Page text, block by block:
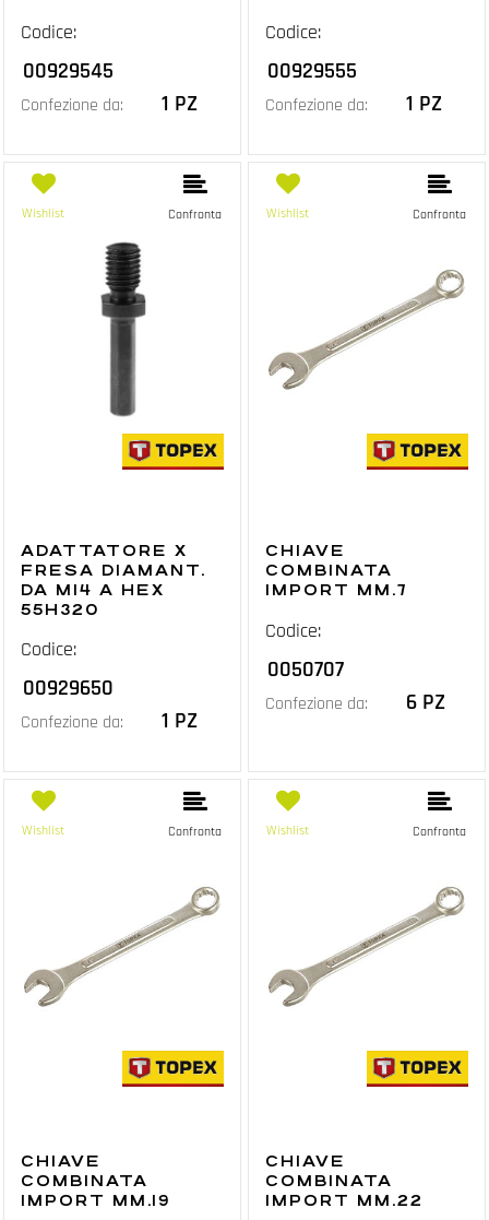
Codice:
00929545
Confezione da: 1 PZ
Codice:
00929555
Confezione da: 1 PZ
Wishlist Confronta
ADATTATORE X
FRESA DIAMANT.
DA M14 A HEX
55H320
Codice:
00929650
Confezione da: 1 PZ
Wishlist Confronta
CHIAVE
COMBINATA
IMPORT MM.7
Codice:
0050707
Confezione da: 6 PZ
Wishlist Confronta
CHIAVE
COMBINATA
IMPORT MM.19
Wishlist Confronta
CHIAVE
COMBINATA
IMPORT MM.22